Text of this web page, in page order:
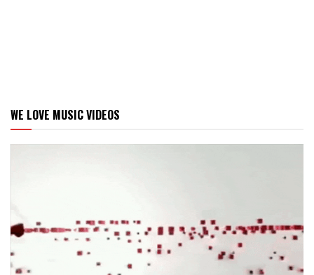
WE LOVE MUSIC VIDEOS